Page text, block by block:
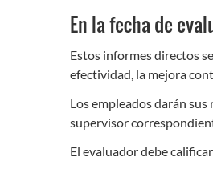
En la fecha de
Estos informes directos
efectividad, la mejora
Los empleados darán
supervisor
El evaluador debe